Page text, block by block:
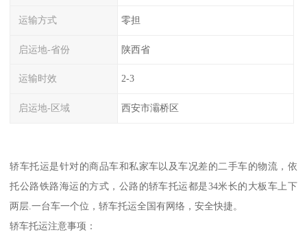
运输方式 零担
启运地-省份 陕西省
运输时效 2-3
启运地-区域 西安市灞桥区
轿车托运是针对的商品车和私家车以及车况差的二手车的物流，依
托公路铁路海运的方式，公路的轿车托运都是34米长的大板车上下
两层.一台车一个位，轿车托运全国有网络，安全快捷。
轿车托运注意事项：